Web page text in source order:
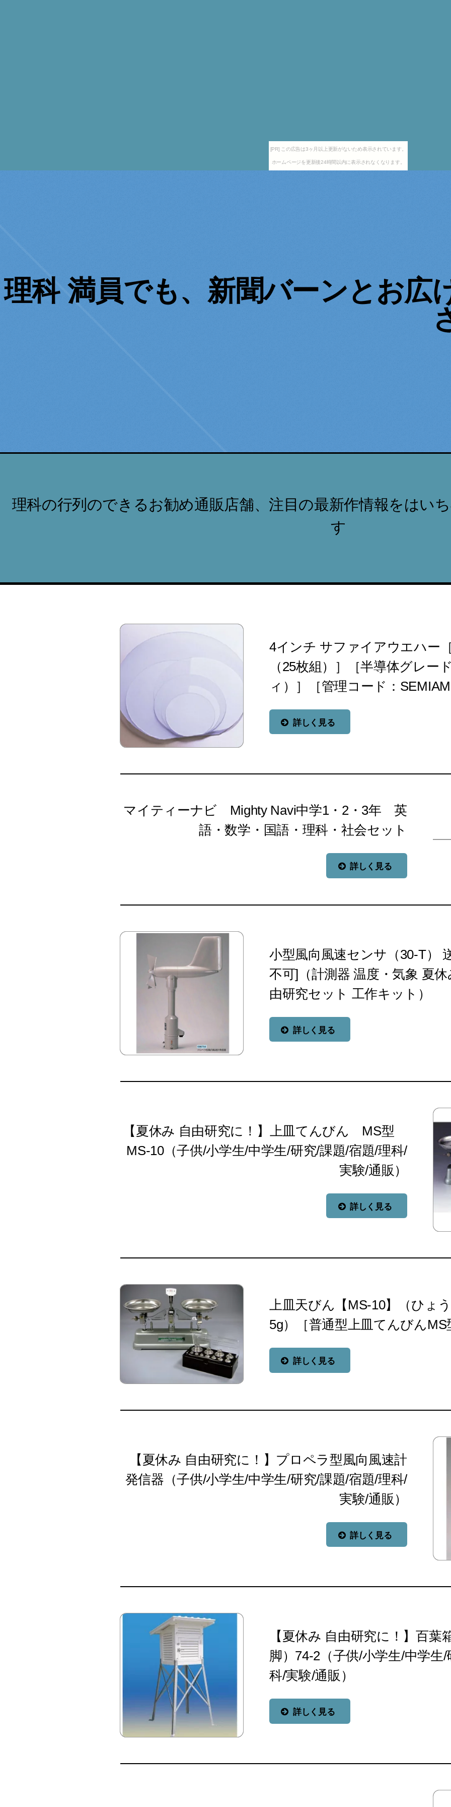
[PR] この広告は3ヶ月以上更新がないため表示されています。
ホームページを更新後24時間以内に表示されなくなります。
理科 満員でも、新聞バーンとお広
理科の行列のできるお勧め通販店舗、注目の最新作情報をはい
す
4インチ サファイアウエハー
（25枚組）］［半導体グレー
ィ）］［管理コード：
詳しく見る
マイティーナビ Mighty Navi中学1・2・3年 英
語・数学・国語・理科・社会セット
詳しく見る
小型風向風速センサ（30-T）
不可]（計測器 温度・気象 夏
由研究セット 工作キット）
詳しく見る
【夏休み 自由研究に！】上皿てんびん MS型
MS‐10（子供/小学生/中学生/研究/課題/宿題/理科/
実験/通販）
詳しく見る
上皿天びん【MS-10】（ひょ
5g）［普通型上皿てんびんMS
詳しく見る
【夏休み 自由研究に！】プロペラ型風向風速計
発信器（子供/小学生/中学生/研究/課題/宿題/理科/
実験/通販）
詳しく見る
【夏休み 自由研究に！】百
脚）74‐2（子供/小学生/中学生
科/実験/通販）
詳しく見る